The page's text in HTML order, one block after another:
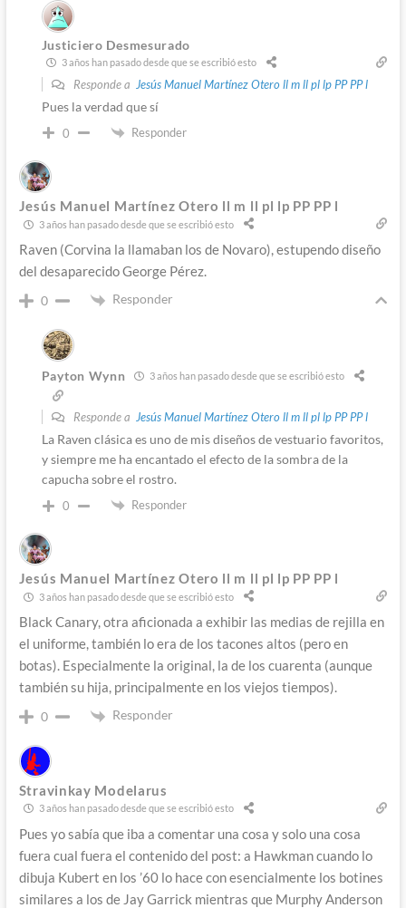
Justiciero Desmesurado
3 años han pasado desde que se escribió esto
Responde a Jesús Manuel Martínez Otero ll m ll pl lp PP PP l
Pues la verdad que sí
0 Responder
Jesús Manuel Martínez Otero ll m ll pl lp PP PP l
3 años han pasado desde que se escribió esto
Raven (Corvina la llamaban los de Novaro), estupendo diseño
del desaparecido George Pérez.
0 Responder
Payton Wynn 3 años han pasado desde que se escribió esto
Responde a Jesús Manuel Martínez Otero ll m ll pl lp PP PP l
La Raven clásica es uno de mis diseños de vestuario favoritos,
y siempre me ha encantado el efecto de la sombra de la
capucha sobre el rostro.
0 Responder
Jesús Manuel Martínez Otero ll m ll pl lp PP PP l
3 años han pasado desde que se escribió esto
Black Canary, otra aficionada a exhibir las medias de rejilla en
el uniforme, también lo era de los tacones altos (pero en
botas). Especialmente la original, la de los cuarenta (aunque
también su hija, principalmente en los viejos tiempos).
0 Responder
Stravinkay Modelarus
3 años han pasado desde que se escribió esto
Pues yo sabía que iba a comentar una cosa y solo una cosa
fuera cual fuera el contenido del post: a Hawkman cuando lo
dibuja Kubert en los ’60 lo hace con esencialmente los botines
similares a los de Jay Garrick mientras que Murphy Anderson